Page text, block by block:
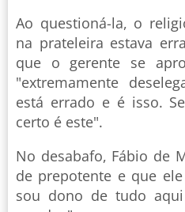
Ao questioná-la, o
na prateleira estava
que o gerente se
"extremamente
está errado e é isso.
certo é este".
No desabafo, Fábio de
de prepotente e que
sou dono de tudo